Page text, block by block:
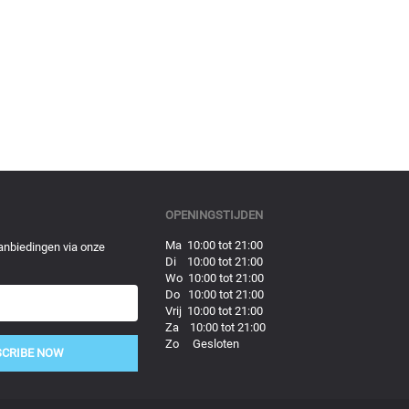
via onze
NOW
OPENINGSTIJDEN
Ma 10:00 tot 21:00
Di 10:00 tot 21:00
Wo 10:00 tot 21:00
Do 10:00 tot 21:00
Vrij 10:00 tot 21:00
Za 10:00 tot 21:00
Zo Gesloten